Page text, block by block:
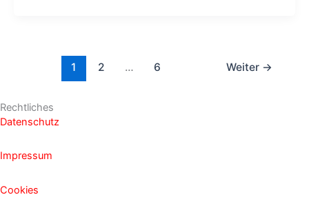
1 2 … 6 Weiter →
Rechtliches
Datenschutz
Impressum
Cookies